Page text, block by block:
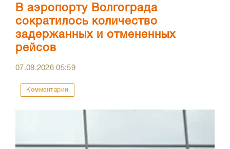
В аэропорту Волгограда
сократилось количество
задержанных и отмененных
рейсов
07.08.202605:59
Комментарии